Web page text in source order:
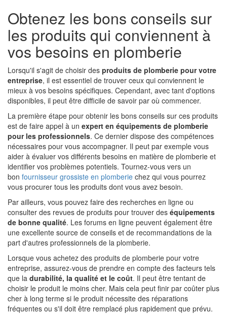
Obtenez les bons conseils sur
les produits qui conviennent à
vos besoins en plomberie
Lorsqu'il s'agit de choisir des produits de plomberie pour votre
entreprise, il est essentiel de trouver ceux qui conviennent le
mieux à vos besoins spécifiques. Cependant, avec tant d'options
disponibles, il peut être difficile de savoir par où commencer.
La première étape pour obtenir les bons conseils sur ces produits
est de faire appel à un expert en équipements de plomberie
pour les professionnels. Ce dernier dispose des compétences
nécessaires pour vous accompagner. Il peut par exemple vous
aider à évaluer vos différents besoins en matière de plomberie et
identifier vos problèmes potentiels. Tournez-vous vers un
bon fournisseur grossiste en plomberie chez qui vous pourrez
vous procurer tous les produits dont vous avez besoin.
Par ailleurs, vous pouvez faire des recherches en ligne ou
consulter des revues de produits pour trouver des équipements
de bonne qualité. Les forums en ligne peuvent également être
une excellente source de conseils et de recommandations de la
part d'autres professionnels de la plomberie.
Lorsque vous achetez des produits de plomberie pour votre
entreprise, assurez-vous de prendre en compte des facteurs tels
que la durabilité, la qualité et le coût. Il peut être tentant de
choisir le produit le moins cher. Mais cela peut finir par coûter plus
cher à long terme si le produit nécessite des réparations
fréquentes ou s'il doit être remplacé plus rapidement que prévu.